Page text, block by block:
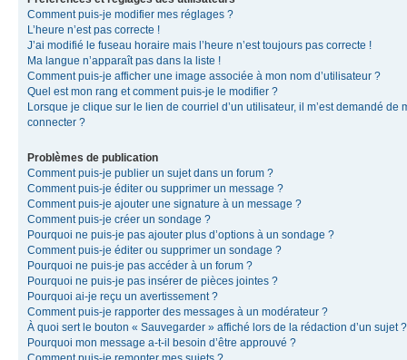
Comment puis-je modifier mes réglages ?
L’heure n’est pas correcte !
J’ai modifié le fuseau horaire mais l’heure n’est toujours pas correcte !
Ma langue n’apparaît pas dans la liste !
Comment puis-je afficher une image associée à mon nom d’utilisateur ?
Quel est mon rang et comment puis-je le modifier ?
Lorsque je clique sur le lien de courriel d’un utilisateur, il m’est demandé de
connecter ?
Problèmes de publication
Comment puis-je publier un sujet dans un forum ?
Comment puis-je éditer ou supprimer un message ?
Comment puis-je ajouter une signature à un message ?
Comment puis-je créer un sondage ?
Pourquoi ne puis-je pas ajouter plus d’options à un sondage ?
Comment puis-je éditer ou supprimer un sondage ?
Pourquoi ne puis-je pas accéder à un forum ?
Pourquoi ne puis-je pas insérer de pièces jointes ?
Pourquoi ai-je reçu un avertissement ?
Comment puis-je rapporter des messages à un modérateur ?
À quoi sert le bouton « Sauvegarder » affiché lors de la rédaction d’un sujet ?
Pourquoi mon message a-t-il besoin d’être approuvé ?